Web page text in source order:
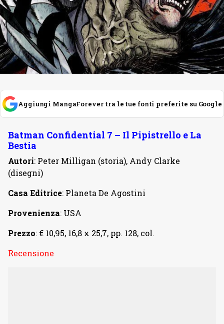
Aggiungi MangaForever tra le tue fonti preferite su Google
Batman Confidential 7 – Il Pipistrello e La
Bestia
Autori: Peter Milligan (storia), Andy Clarke
(disegni)
Casa Editrice: Planeta De Agostini
Provenienza: USA
Prezzo: € 10,95, 16,8 x 25,7, pp. 128, col.
Recensione